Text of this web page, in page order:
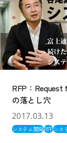
RFP：Request
の落とし穴
2017.03.13
システム開発RFPシス